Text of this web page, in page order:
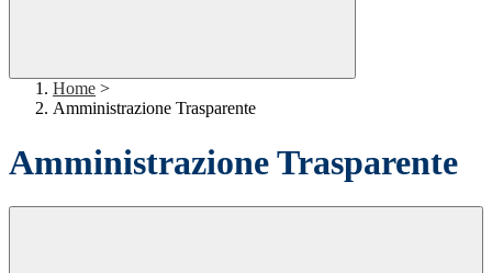
Home >
Amministrazione Trasparente
Amministrazione Trasparente